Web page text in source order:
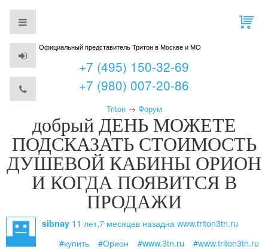
Официальный представитель Тритон в Москве и МО
+7 (495) 150-32-69
+7 (980) 007-20-86
Triton→ Форум
добрый ДЕНЬ МОЖЕТЕ
ПОДСКАЗАТЬ СТОИМОСТЬ
ДУШЕВОЙ КАБИНЫ ОРИОН
И КОГДА ПОЯВИТСЯ В
ПРОДАЖИ
sibnay 11 лет,7 месяцев назадна www.triton3tn.ru
#купить
#Орион #www.3tn.ru #www.triton3tn.ru